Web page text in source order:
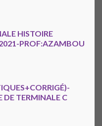
HISTOIRE
PROF:AZAMBOU
DE TERMINALE C